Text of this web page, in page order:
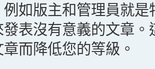
如版主和管理員就
發表沒有意義的文章
而降低您的等級。